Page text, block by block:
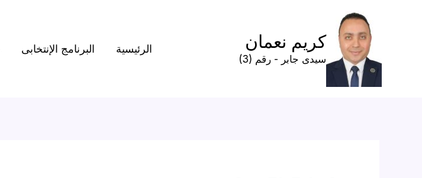
كريم نعمان
سيدى جابر - رقم (3)
الرئيسية البرنامج الإنتخابى